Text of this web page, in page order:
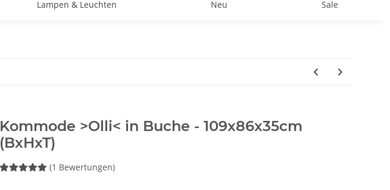
Lampen & Leuchten Neu Sale
Kommode >Olli< in Buche - 109x86x35cm
(BxHxT)
(1 Bewertungen)